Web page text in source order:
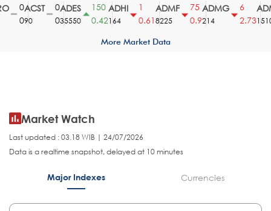
ACST
90
ADES
35550
150
0.42
ADHI
164
0.61
ADMF
8225
75
0.9
ADMG
214
2.731510
More Market Data
Market Watch
Last updated : 03.18 WIB | 24/07/2026
Data is a realtime snapshot, delayed at 10 minutes
Major Indexes Currencies